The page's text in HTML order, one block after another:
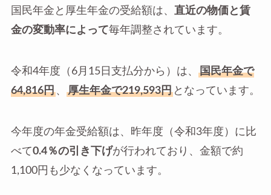
国民年金と厚生年金の受給額は、
直近の物価と賃
金の変動率によって毎年調整されています。
令和4年度（6月15日支払分から）は、
国民年金で
64,816円、 厚生年金で219,593円となっています。
今年度の年金受給額は、昨年度（令和3年度）に比
べて0.4％の引き下げが行われており、金額で約
1,100円も少なくなっています。